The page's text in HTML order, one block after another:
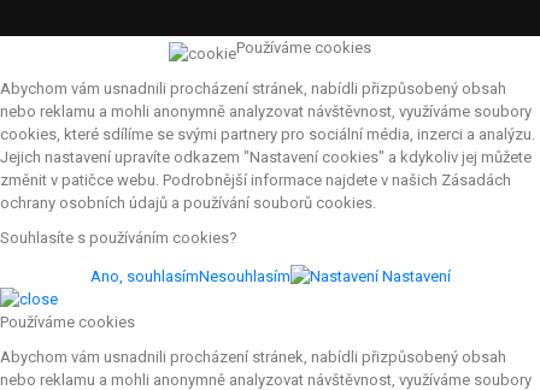
Používáme cookies
Abychom vám usnadnili procházení stránek, nabídli přizpůsobený obsah
nebo reklamu a mohli anonymně analyzovat návštěvnost, využíváme soubory
cookies, které sdílíme se svými partnery pro sociální média, inzerci a analýzu.
Jejich nastavení upravíte odkazem "Nastavení cookies" a kdykoliv jej můžete
změnit v patičce webu. Podrobnější informace najdete v našich Zásadách
ochrany osobních údajů a používání souborů cookies.
Souhlasíte s používáním cookies?
Ano, souhlasímNesouhlasím Nastavení
Používáme cookies
Abychom vám usnadnili procházení stránek, nabídli přizpůsobený obsah
nebo reklamu a mohli anonymně analyzovat návštěvnost, využíváme soubory